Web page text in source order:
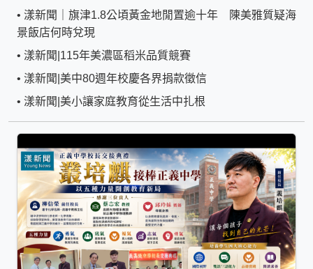
• 漾新聞｜旗津1.8公頃黃金地閒置逾十年 陳美雅質疑海
景飯店何時兌現
• 漾新聞|115年美濃區稻米品質競賽
• 漾新聞|美中80週年校慶各界捐款徵信
• 漾新聞|美小讓家庭教育從生活中扎根